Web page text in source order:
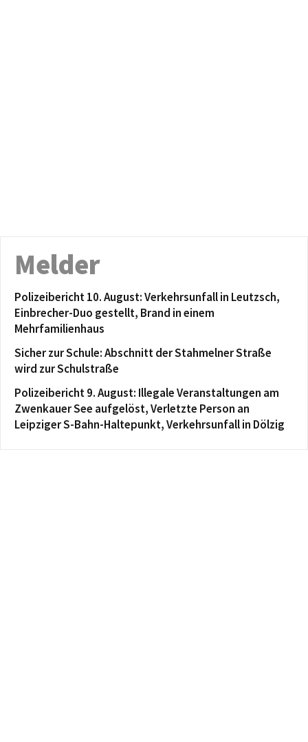
Melder
Polizeibericht 10. August: Verkehrsunfall in Leutzsch,
Einbrecher-Duo gestellt, Brand in einem
Mehrfamilienhaus
Sicher zur Schule: Abschnitt der Stahmelner Straße
wird zur Schulstraße
Polizeibericht 9. August: Illegale Veranstaltungen am
Zwenkauer See aufgelöst, Verletzte Person an
Leipziger S-Bahn-Haltepunkt, Verkehrsunfall in Dölzig